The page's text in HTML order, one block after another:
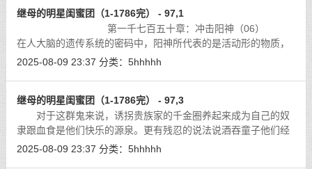
继母的明星闺蜜团（1-1786完） - 97,1
第一千七百五十章：冲击阳神（06）
在人大脑的遗传系统的密码中，阳神所代表的是活动形的物质，
因此阳神所携带的是父系遗传密码。
2025-08-09 23:37 分类： 5hhhhh
继母的明星闺蜜团（1-1786完） - 97,3
对于这群鬼来说，诱拐贵族家的千金圈养起来成为自己的奴
隶跟血食是他们快乐的源泉。更有残忍的说法说酒吞童子他们经
常会吃掉他们抓来的这些人，恶鬼本质展露无疑。
2025-08-09 23:37 分类： 5hhhhh